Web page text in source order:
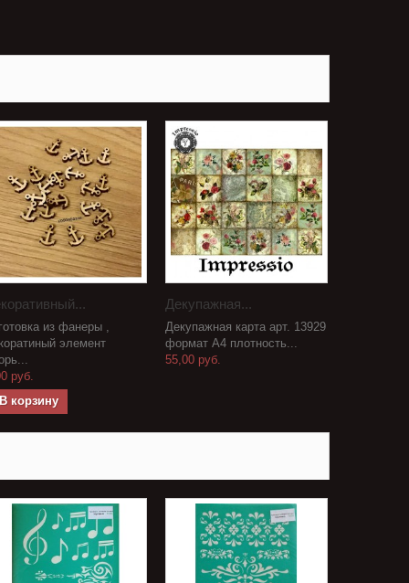
из фанеры ,
элемент
руб.
В корзину
Декупажная...
Декупажная карта арт. 13929
формат А4 плотность...
55,00 руб.